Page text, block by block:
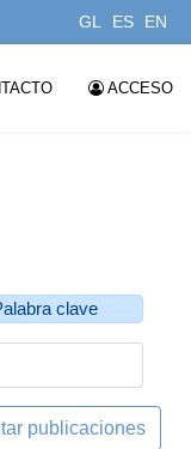
GL ES EN
ACCESO
clave